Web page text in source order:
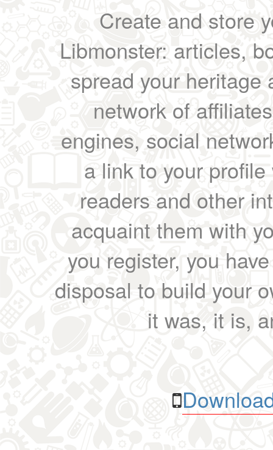
Create and store
Libmonster: articles,
spread your heritage
network of
engines, social
a link to your
readers and other
acquaint them with
you register, you
disposal to build your
it was, it is,